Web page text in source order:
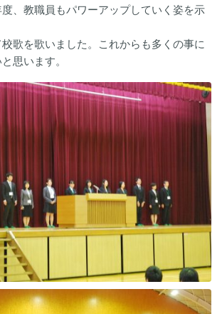
、教職員もパワーアップしていく姿を示
歌を歌いました。これからも多くの事に
思います。